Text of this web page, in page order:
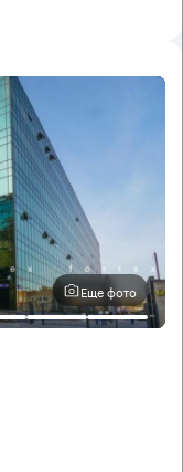
Еще фото